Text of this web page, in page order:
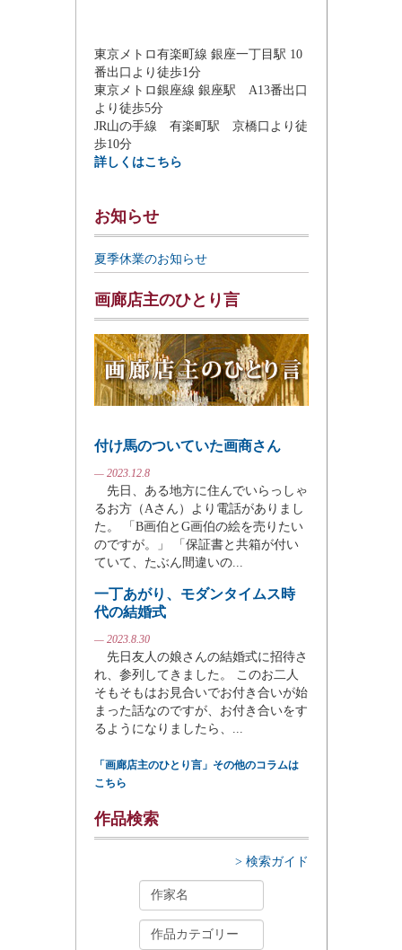
東京メトロ有楽町線 銀座一丁目駅 10
番出口より徒歩1分
東京メトロ銀座線 銀座駅 A13番出口
より徒歩5分
JR山の手線 有楽町駅 京橋口より徒
歩10分
詳しくはこちら
お知らせ
夏季休業のお知らせ
画廊店主のひとり言
付け馬のついていた画商さん
— 2023.12.8
先日、ある地方に住んでいらっしゃ
るお方（Aさん）より電話がありまし
た。 「B画伯とG画伯の絵を売りたい
のですが。」 「保証書と共箱が付い
ていて、たぶん間違いの...
一丁あがり、モダンタイムス時
代の結婚式
— 2023.8.30
先日友人の娘さんの結婚式に招待さ
れ、参列してきました。 このお二人
そもそもはお見合いでお付き合いが始
まった話なのですが、お付き合いをす
るようになりましたら、...
「画廊店主のひとり言」その他のコラムは
こちら
作品検索
> 検索ガイド